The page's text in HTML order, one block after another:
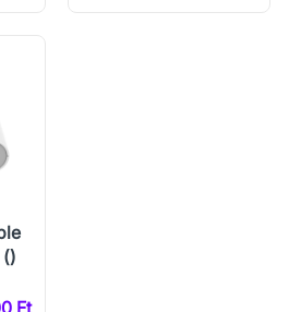
()